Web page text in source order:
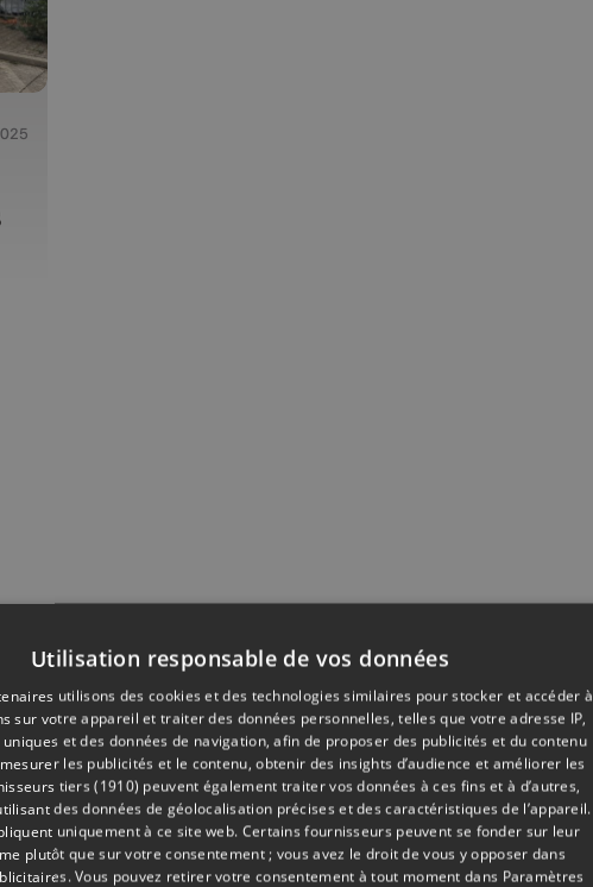
Utilisation responsable de vos données
utilisons des cookies et des technologies similaires pour stocker et accéder à
sur votre appareil et traiter des données personnelles, telles que votre adresse IP,
et des données de navigation, afin de proposer des publicités et du contenu
les publicités et le contenu, obtenir des insights d’audience et améliorer les
tiers (1910) peuvent également traiter vos données à ces fins et à d’autres,
des données de géolocalisation précises et des caractéristiques de l’appareil.
uniquement à ce site web. Certains fournisseurs peuvent se fonder sur leur
plutôt que sur votre consentement ; vous avez le droit de vous y opposer dans
. Vous pouvez retirer votre consentement à tout moment dans Paramètres